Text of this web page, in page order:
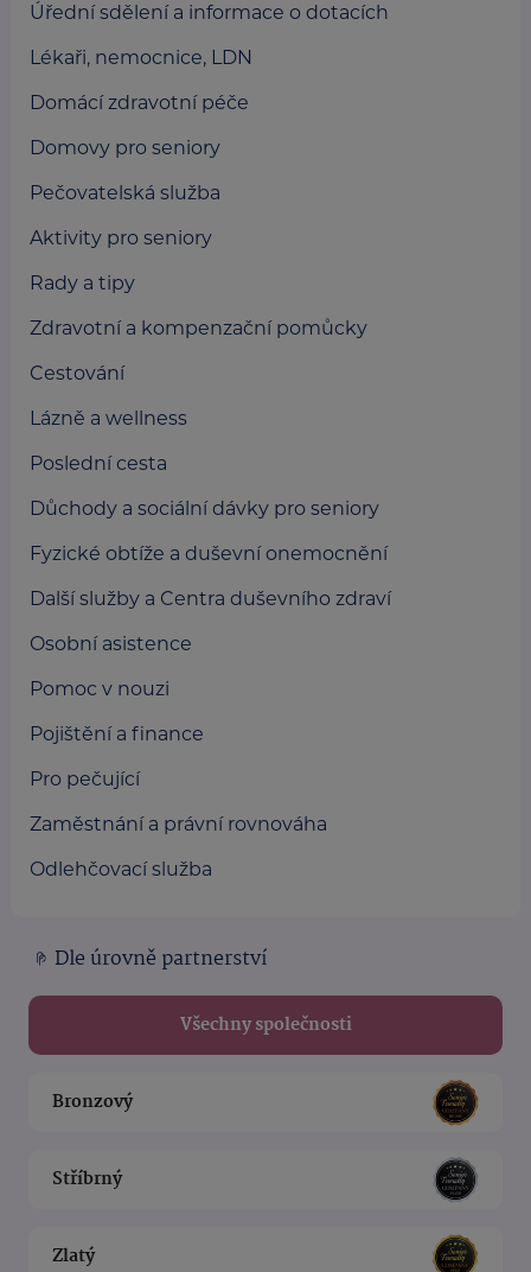
Úřední sdělení a informace o dotacích
Lékaři, nemocnice, LDN
Domácí zdravotní péče
Domovy pro seniory
Pečovatelská služba
Aktivity pro seniory
Rady a tipy
Zdravotní a kompenzační pomůcky
Cestování
Lázně a wellness
Poslední cesta
Důchody a sociální dávky pro seniory
Fyzické obtíže a duševní onemocnění
Další služby a Centra duševního zdraví
Osobní asistence
Pomoc v nouzi
Pojištění a finance
Pro pečující
Zaměstnání a právní rovnováha
Odlehčovací služba
Dle úrovně partnerství
Všechny společnosti
Bronzový
Stříbrný
Zlatý